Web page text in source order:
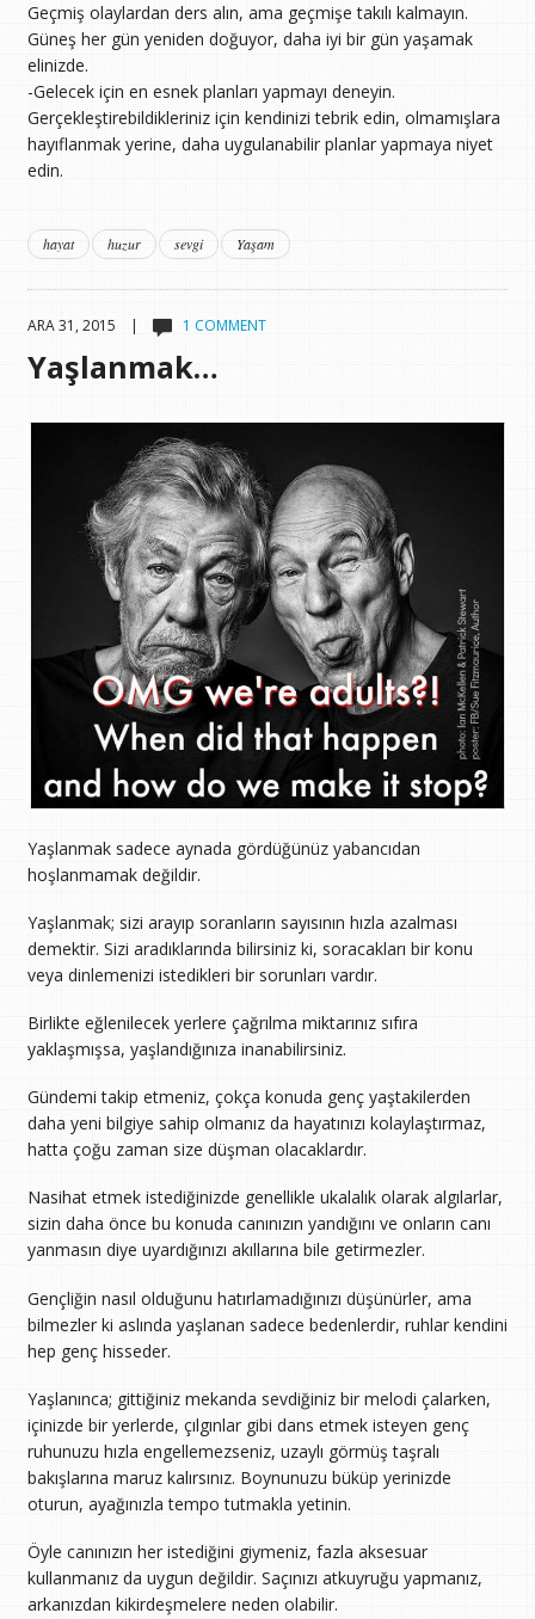
Geçmiş olaylardan ders alın, ama geçmişe takılı kalmayın.
Güneş her gün yeniden doğuyor, daha iyi bir gün yaşamak
elinizde.
-Gelecek için en esnek planları yapmayı deneyin.
Gerçekleştirebildikleriniz için kendinizi tebrik edin, olmamışlara
hayıflanmak yerine, daha uygulanabilir planlar yapmaya niyet
edin.
hayat huzur sevgi Yaşam
ARA 31, 2015 | 1 COMMENT
Yaşlanmak…
Yaşlanmak sadece aynada gördüğünüz yabancıdan
hoşlanmamak değildir.
Yaşlanmak; sizi arayıp soranların sayısının hızla azalması
demektir. Sizi aradıklarında bilirsiniz ki, soracakları bir konu
veya dinlemenizi istedikleri bir sorunları vardır.
Birlikte eğlenilecek yerlere çağrılma miktarınız sıfıra
yaklaşmışsa, yaşlandığınıza inanabilirsiniz.
Gündemi takip etmeniz, çokça konuda genç yaştakilerden
daha yeni bilgiye sahip olmanız da hayatınızı kolaylaştırmaz,
hatta çoğu zaman size düşman olacaklardır.
Nasihat etmek istediğinizde genellikle ukalalık olarak algılarlar,
sizin daha önce bu konuda canınızın yandığını ve onların canı
yanmasın diye uyardığınızı akıllarına bile getirmezler.
Gençliğin nasıl olduğunu hatırlamadığınızı düşünürler, ama
bilmezler ki aslında yaşlanan sadece bedenlerdir, ruhlar kendini
hep genç hisseder.
Yaşlanınca; gittiğiniz mekanda sevdiğiniz bir melodi çalarken,
içinizde bir yerlerde, çılgınlar gibi dans etmek isteyen genç
ruhunuzu hızla engellemezseniz, uzaylı görmüş taşralı
bakışlarına maruz kalırsınız. Boynunuzu büküp yerinizde
oturun, ayağınızla tempo tutmakla yetinin.
Öyle canınızın her istediğini giymeniz, fazla aksesuar
kullanmanız da uygun değildir. Saçınızı atkuyruğu yapmanız,
arkanızdan kikirdeşmelere neden olabilir.